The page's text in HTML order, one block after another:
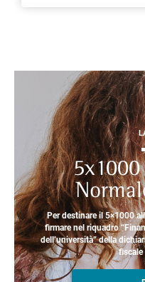
Per destinare il 5×1000
firmare nel riquadro
dell’università” della